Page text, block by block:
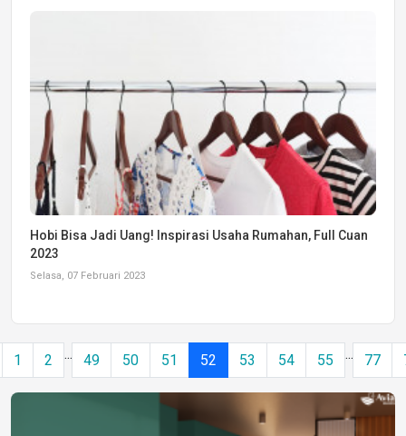
Hobi Bisa Jadi Uang! Inspirasi Usaha Rumahan, Full Cuan
2023
Selasa, 07 Februari 2023
1 2 ... 49 50 51 52 53 54 55 ... 77